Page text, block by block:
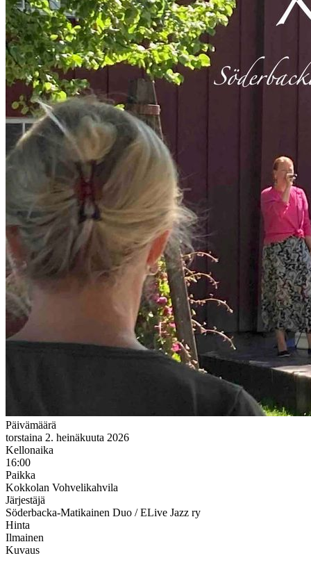
Päivämäärä
torstaina 2. heinäkuuta 2026
Kellonaika
16:00
Paikka
Kokkolan Vohvelikahvila
Järjestäjä
Söderbacka-Matikainen Duo / ELive Jazz ry
Hinta
Ilmainen
Kuvaus